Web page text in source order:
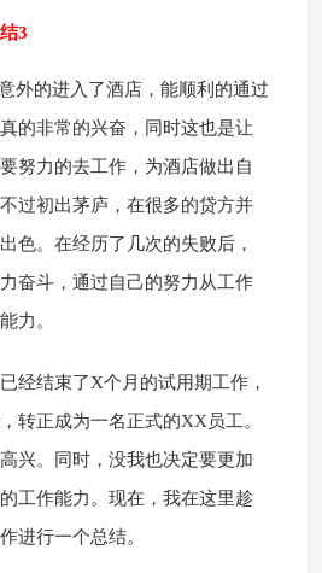
3
外的进入了酒店，能顺利的通过
的非常的兴奋，同时这也是让
努力的去工作，为酒店做出自
过初出茅庐，在很多的贷方并
色。在经历了几次的失败后，
奋斗，通过自己的努力从工作
力。
经结束了X个月的试用期工作，
转正成为一名正式的XX员工。
兴。同时，没我也决定要更加
工作能力。现在，我在这里趁
进行一个总结。